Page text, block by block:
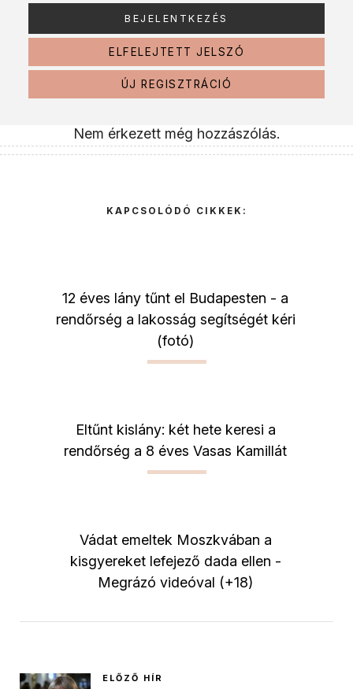
ELFELEJTETT JELSZÓ
ÚJ REGISZTRÁCIÓ
Nem érkezett még hozzászólás.
KAPCSOLÓDÓ CIKKEK:
12 éves lány tűnt el Budapesten - a
rendőrség a lakosság segítségét kéri
(fotó)
Eltűnt kislány: két hete keresi a
rendőrség a 8 éves Vasas Kamillát
Vádat emeltek Moszkvában a
kisgyereket lefejező dada ellen -
Megrázó videóval (+18)
ELŐZŐ HÍR